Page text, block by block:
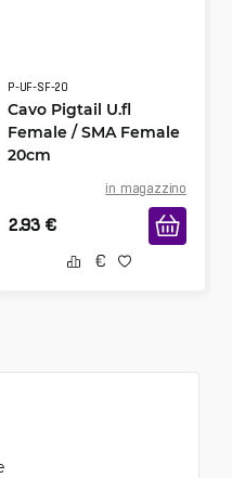
P-UF-SF-20
Cavo Pigtail U.fl
Female / SMA Female
20cm
in magazzino
2.93 €